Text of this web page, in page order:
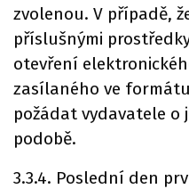
zvolenou. V případě,
příslušnými
otevření
zasílaného ve
požádat vydavatele o
podobě.
3.3.4. Poslední den